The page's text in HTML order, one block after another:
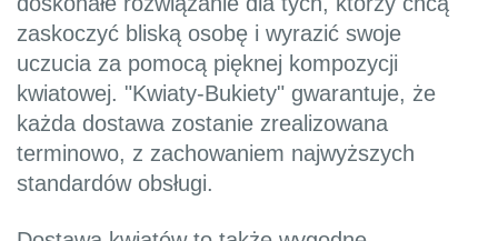
zaskoczyć bliską osobę i wyrazić swoje
uczucia za pomocą pięknej kompozycji
kwiatowej. "Kwiaty-Bukiety" gwarantuje, że
każda dostawa zostanie zrealizowana
terminowo, z zachowaniem najwyższych
standardów obsługi.